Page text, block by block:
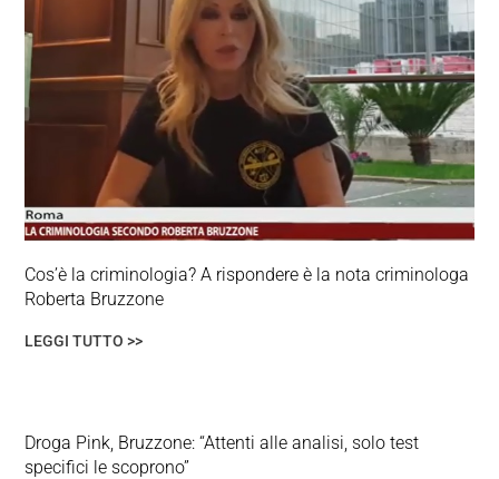
Cos’è la criminologia? A rispondere è la nota criminologa
Roberta Bruzzone
LEGGI TUTTO >>
Droga Pink, Bruzzone: “Attenti alle analisi, solo test
specifici le scoprono”